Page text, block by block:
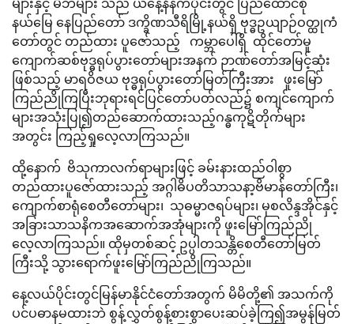
များနှင့် မိဘများ သည် ယနေ့နံနက်ပိုင်းတွင် ပြည်ထောင်စု
နယ်မြေ နေပြည်တော် ဒက္ခိဏသီရိမြို့နယ်ရှိ ဗုဒ္ဓဥယျာဉ်ဝတ္ထုကံ
တော်တွင် တည်ထား ပူဇော်သည့် ကမ္ဘာပေါ်ရှိ ထိုင်တော်မူ
ကျောက်ဆစ်ဗုဒ္ဓရုပ်ပွားတော်များအနက် ဉာဏ်တော်အမြင့်ဆုံး
ဖြစ်သည့် မာရဝိဇယ ဗုဒ္ဓရုပ်ပွားတော်မြတ်ကြီးအား ဖူးမြော်
ကြည်ညိုကြပြီးဘုရားရင်ပြင်တော်ပတ်လည်၌ စကျင်ကျောက်
များအသုံးပြု၍တည်ဆောက်ထားသည့်ဂန္ဓကုဋိတိုက်များ
အတွင်း ကြည့်ရှုလေ့လာကြသည်။
ထို့နောက် ဗိသုကာလက်ရာများဖြင့် ခမ်းနားထည်ဝါစွာ
တည်ထားပူဇော်ထားသည့် အဂ္ဂါဓိပတိသာသနာ့ဗိမာန်တော်ကြီး၊
ကျောက်စာရုံစေတီတော်များ၊ သုဓမ္မာဇရပ်များ၊ မုစလိန္ဒအိုင်နှင့်
အခြားသာသနိကအဆောက်အအုံများကို ဖူးမြော်ကြည်ညို
လေ့လာကြသည်။ ထိုမှတစ်ဆင့် ဥပ္ပါတသန္တိစေတီတော်မြတ်
ကြီးသို့ သွားရောက်ဖူးမြော်ကြည်ညိုကြသည်။
နေ့လယ်ပိုင်းတွင်မြန်မာနိုင်ငံတော်အတွက် မိမိတို့၏ အသက်ကို
ပင်ပဓာနမထားဘဲ စွန့်လွှတ်စွန့်စားစွာပေးဆပ်ခဲ့ကြ၍အမွန်မြတ်